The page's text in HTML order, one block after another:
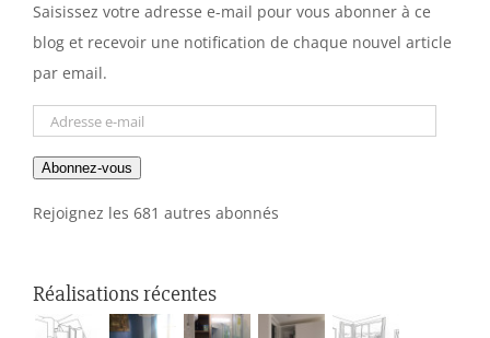
Saisissez votre adresse e-mail pour vous abonner à ce
blog et recevoir une notification de chaque nouvel article
par email.
Adresse
mail
Abonnez-vous
Rejoignez les 681 autres abonnés
Réalisations récentes